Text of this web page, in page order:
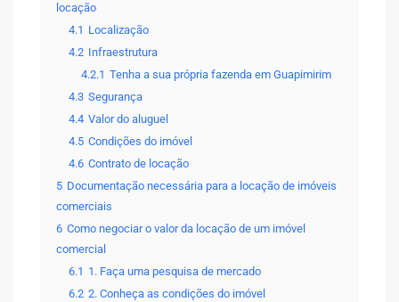
locação
4.1 Localização
4.2 Infraestrutura
4.2.1 Tenha a sua própria fazenda em Guapimirim
4.3 Segurança
4.4 Valor do aluguel
4.5 Condições do imóvel
4.6 Contrato de locação
5 Documentação necessária para a locação de imóveis
comerciais
6 Como negociar o valor da locação de um imóvel
comercial
6.1 1. Faça uma pesquisa de mercado
6.2 2. Conheça as condições do imóvel